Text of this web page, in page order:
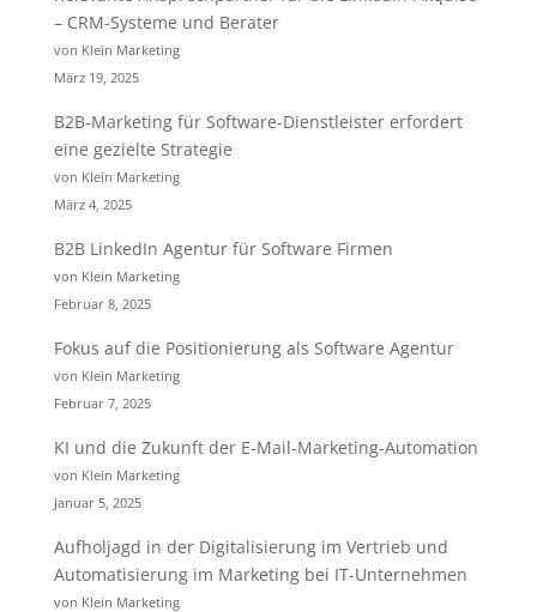
– CRM-Systeme und Berater
von Klein Marketing
März 19, 2025
B2B-Marketing für Software-Dienstleister erfordert
eine gezielte Strategie
von Klein Marketing
März 4, 2025
B2B LinkedIn Agentur für Software Firmen
von Klein Marketing
Februar 8, 2025
Fokus auf die Positionierung als Software Agentur
von Klein Marketing
Februar 7, 2025
KI und die Zukunft der E-Mail-Marketing-Automation
von Klein Marketing
Januar 5, 2025
Aufholjagd in der Digitalisierung im Vertrieb und
Automatisierung im Marketing bei IT-Unternehmen
von Klein Marketing